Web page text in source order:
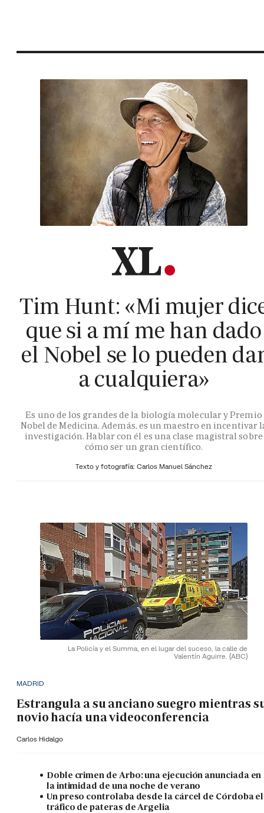
Tim Hunt: «Mi mujer
que si a mí me han dado
el Nobel se lo pueden
a cualquiera»
Es uno de los grandes de la biología molecular y Premio
Nobel de Medicina. Además, es un maestro en incentivar
investigación. Hablar con él es una clase magistral sobre
cómo ser un gran científico.
Texto y fotografía: Carlos Manuel Sánchez
La Policía y el Summa, en el lugar del suceso, la calle de
Valentín Aguirre. (ABC)
MADRID
Estrangula a su anciano suegro mientras
novio hacía una videoconferencia
Carlos Hidalgo
Doble crimen de Arbo: una ejecución anunciada en
la intimidad de una noche de verano
Un preso controlaba desde la cárcel de Córdoba el
tráfico de pateras de Argelia